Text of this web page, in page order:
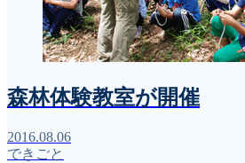
森林体験教室が開催
2016.08.06
できごと